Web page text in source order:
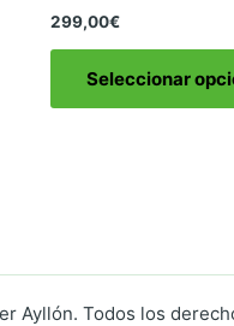
299,00€
Seleccionar
Ayllón. Todos los